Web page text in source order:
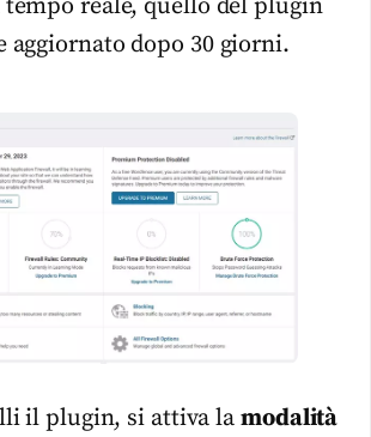
reale, quello del plugin
aggiornato dopo 30 giorni.
il plugin, si attiva la modalità